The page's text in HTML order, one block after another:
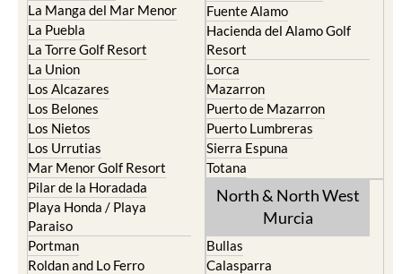
La Manga del Mar Menor
La Puebla
La Torre Golf Resort
La Union
Los Alcazares
Los Belones
Los Nietos
Los Urrutias
Mar Menor Golf Resort
Pilar de la Horadada
Playa Honda / Playa
Paraiso
Portman
Roldan and Lo Ferro
Fuente Alamo
Hacienda del Alamo Golf
Resort
Lorca
Mazarron
Puerto de Mazarron
Puerto Lumbreras
Sierra Espuna
Totana
North & North West
Murcia
Bullas
Calasparra